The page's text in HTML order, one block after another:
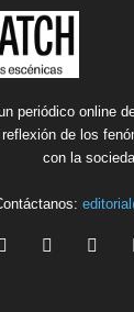
periódico online
de los
con la